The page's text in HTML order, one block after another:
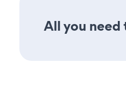
All you